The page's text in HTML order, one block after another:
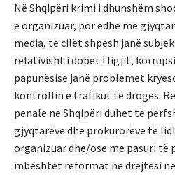
Në Shqipëri krimi i dhunshëm
e organizuar, por edhe me
media, të cilët shpesh janë
relativisht i dobët i ligjit,
papunësisë janë problemet
kontrollin e trafikut të drogës.
penale në Shqipëri duhet të
gjyqtarëve dhe prokurorëve të
organizuar dhe/ose me pasuri të
mbështet reformat në drejtësi